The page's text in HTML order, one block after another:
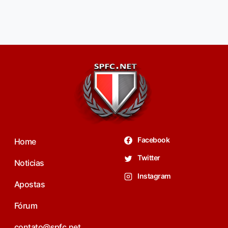
Home
Noticias
Apostas
Fórum
Facebook
Twitter
Instagram